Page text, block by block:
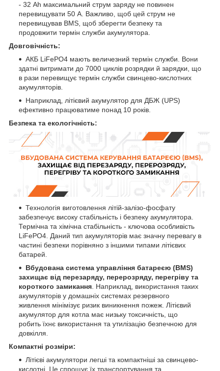
- 32 Ah максимальний струм заряду не повинен
перевищувати 50 А. Важливо, щоб цей струм не
перевищував BMS, щоб зберегти безпеку та
продовжити термін служби акумулятора.
Довговічність:
АКБ LiFePO4 мають величезний термін служби. Вони
здатні витримати до 7000 циклів розрядки й зарядки, що
в рази перевищує термін служби свинцево-кислотних
акумуляторів.
Наприклад, літієвий акумулятор для ДБЖ (UPS)
ефективно працюватиме понад 10 років.
Безпека та екологічність:
Технологія виготовлення літій-залізо-фосфату
забезпечує високу стабільність і безпеку акумулятора.
Термічна та хімічна стабільність - ключова особливість
LiFePO4. Даний тип акумуляторів має значну перевагу в
частині безпеки порівняно з іншими типами літієвих
батарей.
Вбудована система управління батареєю (BMS)
захищає від перезаряду, перерозряду, перегріву та
короткого замикання . Наприклад, використання таких
акумуляторів у домашніх системах резервного
живлення мінімізує ризик виникнення пожеж. Літієвий
акумулятор для котла має низьку токсичність, що
робить їхнє використання та утилізацію безпечною для
довкілля.
Компактні розміри:
Літієві акумулятори легші та компактніші за свинцево-
кислотні. Це спрощує їх транспортування та